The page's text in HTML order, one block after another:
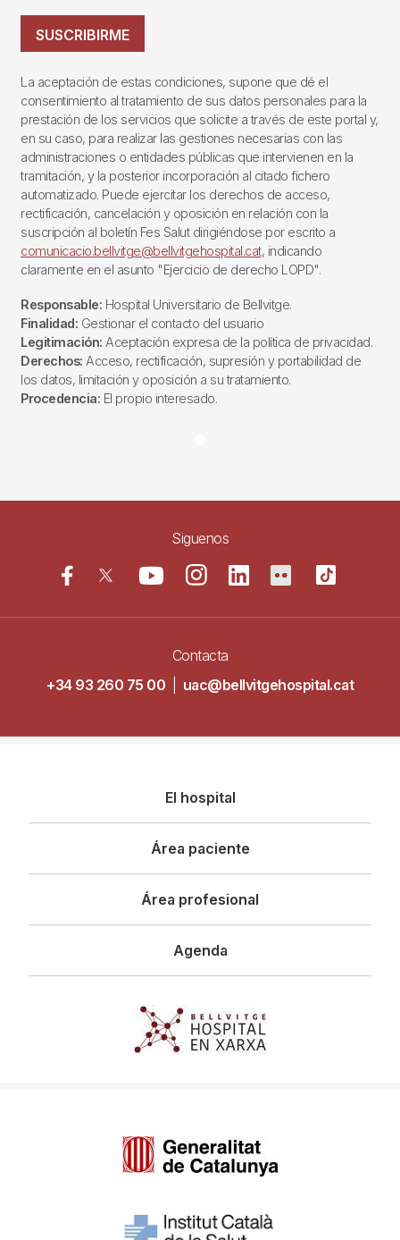
SUSCRIBIRME
La aceptación de estas condiciones, supone que dé el
consentimiento al tratamiento de sus datos personales para la
prestación de los servicios que solicite a través de este portal y,
en su caso, para realizar las gestiones necesarias con las
administraciones o entidades públicas que intervienen en la
tramitación, y la posterior incorporación al citado fichero
automatizado. Puede ejercitar los derechos de acceso,
rectificación, cancelación y oposición en relación con la
suscripción al boletín Fes Salut dirigiéndose por escrito a
comunicacio.bellvitge@bellvitgehospital.cat, indicando
claramente en el asunto "Ejercicio de derecho LOPD".
Responsable: Hospital Universitario de Bellvitge.
Finalidad: Gestionar el contacto del usuario
Legitimación: Aceptación expresa de la política de privacidad.
Derechos: Acceso, rectificación, supresión y portabilidad de
los datos, limitación y oposición a su tratamiento.
Procedencia: El propio interesado.
Siguenos
Contacta
+34 93 260 75 00
uac@bellvitgehospital.cat
principal
El hospital
Área paciente
Área profesional
Agenda